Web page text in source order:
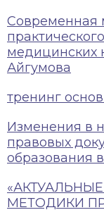
Современная
медицинских
Айгумова
тренинг
Изменения в
правовых
образования
МЕТОДИКИ